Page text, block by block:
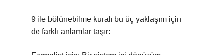
9 ile bölünebilme kuralı bu üç yaklaşım için
de farklı anlamlar taşır: